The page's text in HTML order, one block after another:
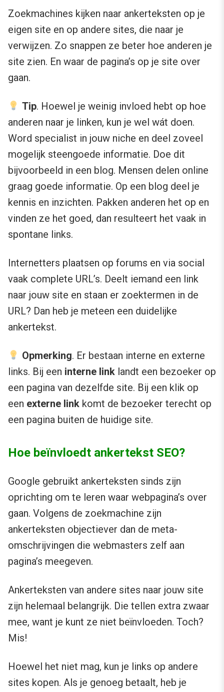
Zoekmachines kijken naar ankerteksten op je
eigen site en op andere sites, die naar je
verwijzen. Zo snappen ze beter hoe anderen je
site zien. En waar de pagina’s op je site over
gaan.
Tip. Hoewel je weinig invloed hebt op hoe
anderen naar je linken, kun je wel wát doen.
Word specialist in jouw niche en deel zoveel
mogelijk steengoede informatie. Doe dit
bijvoorbeeld in een blog. Mensen delen online
graag goede informatie. Op een blog deel je
kennis en inzichten. Pakken anderen het op en
vinden ze het goed, dan resulteert het vaak in
spontane links.
Internetters plaatsen op forums en via social
vaak complete URL’s. Deelt iemand een link
naar jouw site en staan er zoektermen in de
URL? Dan heb je meteen een duidelijke
ankertekst.
Opmerking. Er bestaan interne en externe
links. Bij een interne link landt een bezoeker op
een pagina van dezelfde site. Bij een klik op
een externe link komt de bezoeker terecht op
een pagina buiten de huidige site.
Hoe beïnvloedt ankertekst SEO?
Google gebruikt ankerteksten sinds zijn
oprichting om te leren waar webpagina’s over
gaan. Volgens de zoekmachine zijn
ankerteksten objectiever dan de meta-
omschrijvingen die webmasters zelf aan
pagina’s meegeven.
Ankerteksten van andere sites naar jouw site
zijn helemaal belangrijk. Die tellen extra zwaar
mee, want je kunt ze niet beïnvloeden. Toch?
Mis!
Hoewel het niet mag, kun je links op andere
sites kopen. Als je genoeg betaalt, heb je